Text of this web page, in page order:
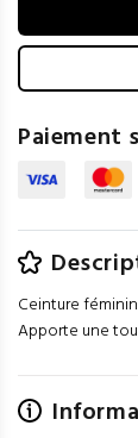
Paiement
Ceinture
Apporte une